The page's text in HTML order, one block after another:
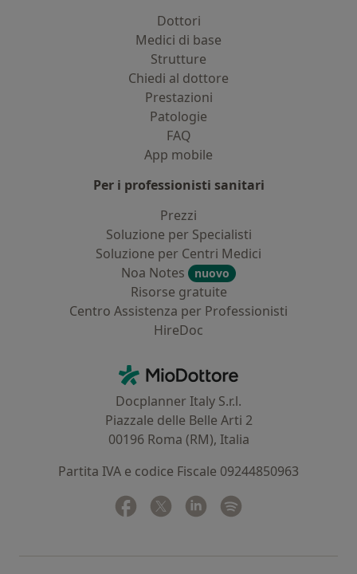
Dottori
Medici di base
Strutture
Chiedi al dottore
Prestazioni
Patologie
FAQ
App mobile
Per i professionisti sanitari
Prezzi
Soluzione per Specialisti
Soluzione per Centri Medici
Noa Notes
nuovo
Risorse gratuite
Centro Assistenza per Professionisti
HireDoc
MioDottore - Homepage
Docplanner Italy S.r.l.
Piazzale delle Belle Arti 2
00196 Roma (RM), Italia
Partita IVA e codice Fiscale 09244850963
Facebook
si apre in una nuova scheda
Twitter
si apre in una nuova scheda
Linkedin
si apre in una nuova